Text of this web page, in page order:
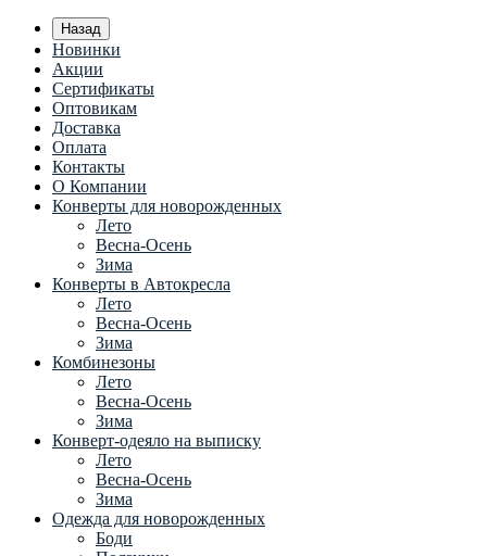
Назад
Новинки
Акции
Сертификаты
Оптовикам
Доставка
Оплата
Контакты
О Компании
Конверты для новорожденных
Лето
Весна-Осень
Зима
Конверты в Автокресла
Лето
Весна-Осень
Зима
Комбинезоны
Лето
Весна-Осень
Зима
Конверт-одеяло на выписку
Лето
Весна-Осень
Зима
Одежда для новорожденных
Боди